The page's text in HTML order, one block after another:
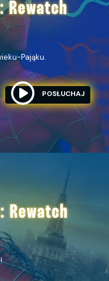
Rewatch
Pająku.
POSŁUCHAJ
Rewatch